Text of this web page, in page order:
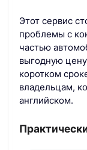
Этот сервис
проблемы с
частью
выгодную
коротком
владельцам,
английском.